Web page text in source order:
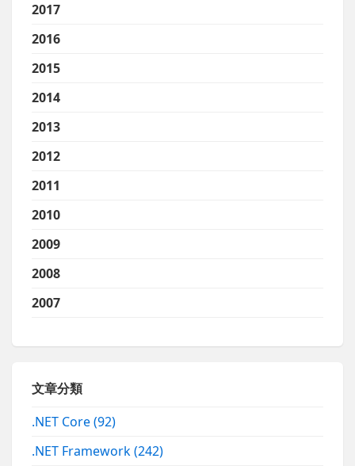
2017
2016
2015
2014
2013
2012
2011
2010
2009
2008
2007
文章分類
.NET Core(92)
.NET Framework(242)